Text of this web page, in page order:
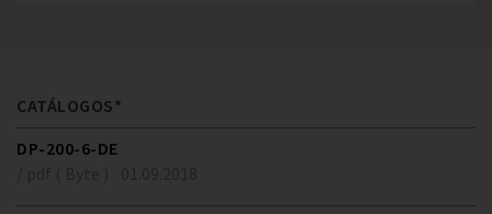
CATÁLOGOS*
DP-200-6-DE